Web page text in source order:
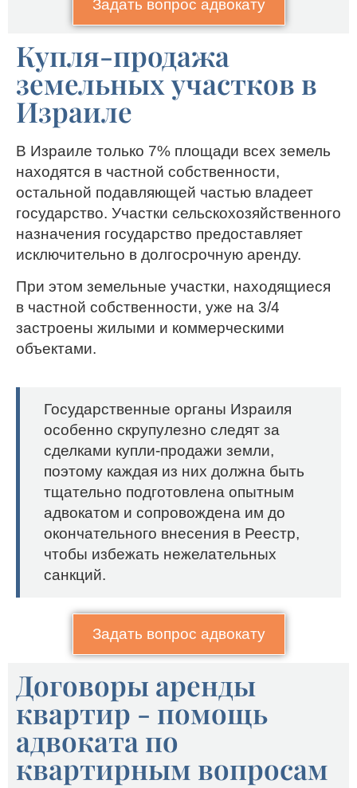
Задать вопрос адвокату
Купля-продажа
земельных участков в
Израиле
В Израиле только 7% площади всех земель
находятся в частной собственности,
остальной подавляющей частью владеет
государство. Участки сельскохозяйственного
назначения государство предоставляет
исключительно в долгосрочную аренду.
При этом земельные участки, находящиеся
в частной собственности, уже на 3/4
застроены жилыми и коммерческими
объектами.
Государственные органы Израиля
особенно скрупулезно следят за
сделками купли-продажи земли,
поэтому каждая из них должна быть
тщательно подготовлена опытным
адвокатом и сопровождена им до
окончательного внесения в Реестр,
чтобы избежать нежелательных
санкций.
Задать вопрос адвокату
Договоры аренды
квартир - помощь
адвоката по
квартирным вопросам